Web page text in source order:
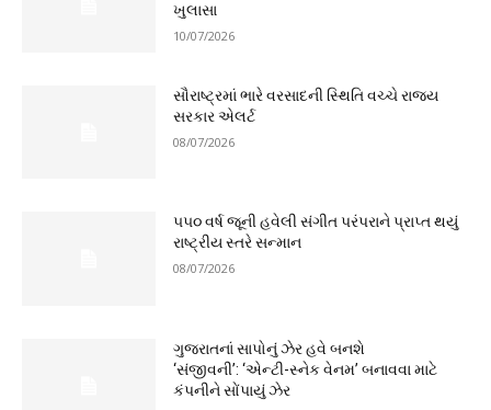
ખુલાસા
10/07/2026
સૌરાષ્ટ્રમાં ભારે વરસાદની સ્થિતિ વચ્ચે રાજ્ય
સરકાર એલર્ટ
08/07/2026
૫૫૦ વર્ષ જૂની હવેલી સંગીત પરંપરાને પ્રાપ્ત થયું
રાષ્ટ્રીય સ્તરે સન્માન
08/07/2026
ગુજરાતનાં સાપોનું ઝેર હવે બનશે
‘સંજીવની’: ‘એન્ટી-સ્નેક વેનમ’ બનાવવા માટે
કંપનીને સોંપાયું ઝેર